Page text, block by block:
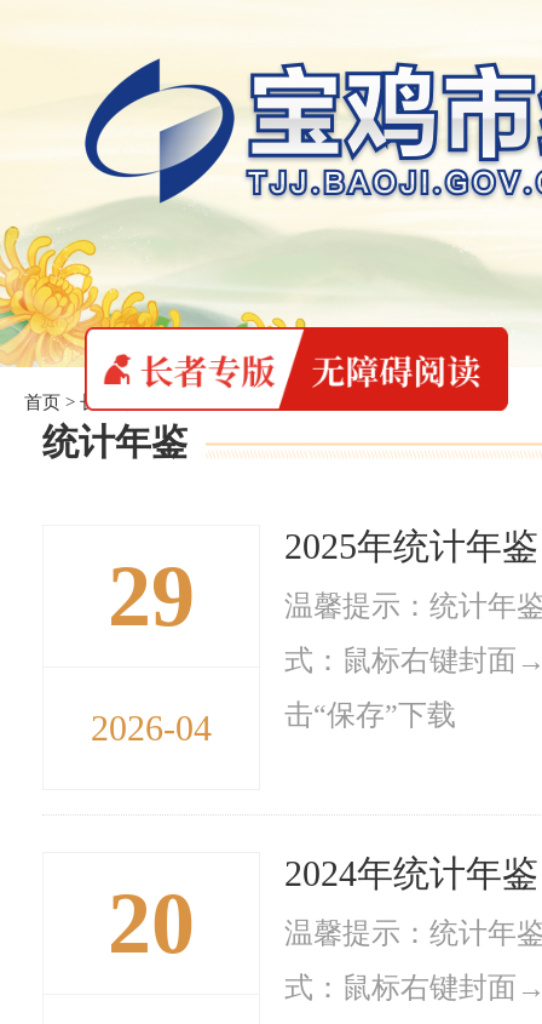
首页 > 长者专版
统计年鉴
29
2026-04
2025年统计年鉴
温馨提示：统计年
式：鼠标右键封面
击“保存”下载
20
2024年统计年鉴
温馨提示：统计年
式：鼠标右键封面